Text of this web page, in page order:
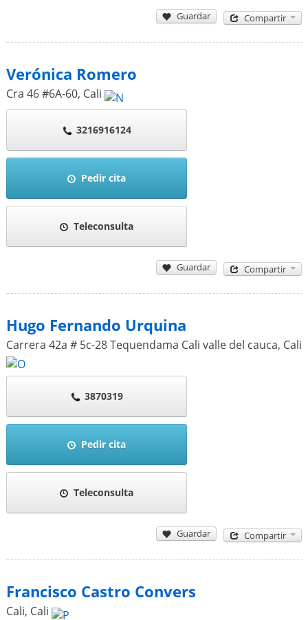
Guardar Compartir
Verónica Romero
Cra 46 #6A-60, Cali
3216916124
Pedir cita
Teleconsulta
Guardar Compartir
Hugo Fernando Urquina
Carrera 42a # 5c-28 Tequendama Cali valle del cauca, Cali
3870319
Pedir cita
Teleconsulta
Guardar Compartir
Francisco Castro Convers
Cali, Cali